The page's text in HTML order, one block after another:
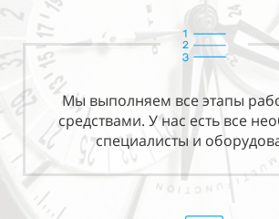
Мы выполняем все этапы
средствами. У нас есть все
специалисты и